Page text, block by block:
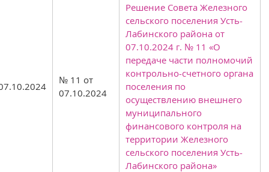
№ 11 от
07.10.2024
Решение Совета Железного
сельского поселения Усть-
Лабинского района от
07.10.2024 г. № 11 «О
передаче части полномочий
контрольно-счетного органа
поселения по
осуществлению внешнего
муниципального
финансового контроля на
территории Железного
сельского поселения Усть-
Лабинского района»